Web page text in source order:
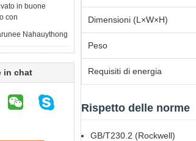
in buone
con
Nahauythong
in chat
Dimensioni (L×W×H)
Peso
Requisiti di energia
Rispetto delle norme
GB/T230.2 (Rockwell)